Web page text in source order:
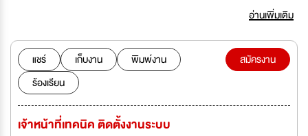
LED Video Wall) ระบบสื่อสารภายในอาคารผ่านไฟเบอร์ออฟติก (FTTx in
Building) ระบบกล้องวงจรปิด (AI Camera System) ระบบควบคุมอัตโนมัติ
แบบอัจฉริยะ (Smart Automation Access Control for IoT Devices)
อ่านเพิ่มเติม
แชร์ เก็บงาน
พิมพ์งาน
ร้องเรียน
สมัครงาน
เจ้าหน้าที่เทคนิค ติดตั้งงานระบบ